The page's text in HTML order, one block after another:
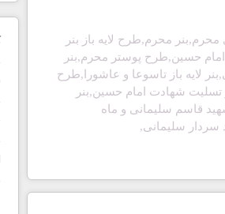
محرم,طرح لایه باز بنر
حسین,طرح پوستر محرم,بنر
لایه باز تاسوعا و عاشورا,طرح
شهادت امام حسین,بنر
قاسم سلیمانی و ماه
سردار سلیمانی,